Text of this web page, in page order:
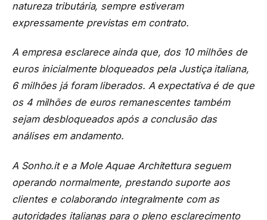
natureza tributária, sempre estiveram
expressamente previstas em contrato.
A empresa esclarece ainda que, dos 10 milhões de
euros inicialmente bloqueados pela Justiça italiana,
6 milhões já foram liberados. A expectativa é de que
os 4 milhões de euros remanescentes também
sejam desbloqueados após a conclusão das
análises em andamento.
A Sonho.it e a Mole Aquae Architettura seguem
operando normalmente, prestando suporte aos
clientes e colaborando integralmente com as
autoridades italianas para o pleno esclarecimento